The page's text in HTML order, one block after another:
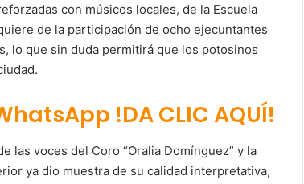
con músicos locales, de la Escuela
de la participación de ocho ejecuntantes
lo que sin duda permitirá que los potosinos
!DA CLIC AQUÍ!
las voces del Coro “Oralia Domínguez” y la
ya dio muestra de su calidad interpretativa,